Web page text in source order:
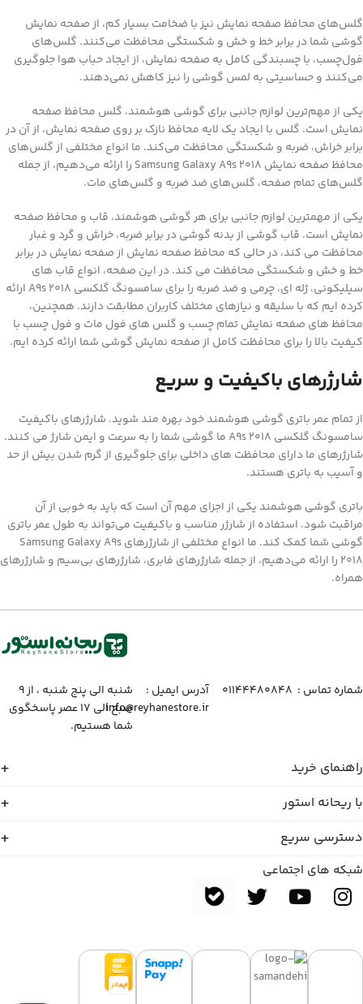
گلس‌های محافظ صفحه نمایش نیز با ضخامت بسیار کم، از صفحه نمایش
گوشی شما در برابر خط و خش و شکستگی محافظت می‌کنند. گلس‌های
فول‌چسب، با چسبندگی کامل به صفحه نمایش، از ایجاد حباب هوا جلوگیری
می‌کنند و حساسیتی به لمس گوشی را نیز کاهش نمی‌دهند.
یکی از مهم‌ترین لوازم جانبی برای گوشی هوشمند، گلس محافظ صفحه
نمایش است. گلس با ایجاد یک لایه محافظ نازک بر روی صفحه نمایش، از آن در
برابر خراش، ضربه و شکستگی محافظت می‌کند. ما انواع مختلفی از گلس‌های
محافظ صفحه نمایش Samsung Galaxy A9s 2018 را ارائه می‌دهیم، از جمله
گلس‌های تمام صفحه، گلس‌های ضد ضربه و گلس‌های مات.
یکی از مهمترین لوازم جانبی برای هر گوشی هوشمند، قاب و محافظ صفحه
نمایش است. قاب گوشی از بدنه گوشی در برابر ضربه، خراش و گرد و غبار
محافظت می کند، در حالی که محافظ صفحه نمایش از صفحه نمایش در برابر
خط و خش و شکستگی محافظت می کند. در این صفحه، انواع قاب های
سیلیکونی، ژله ای، چرمی و ضد ضربه را برای سامسونگ گلکسی A9s 2018 ارائه
کرده ایم که با سلیقه و نیازهای مختلف کاربران مطابقت دارند. همچنین،
محافظ های صفحه نمایش تمام چسب و گلس های فول مات و فول چسب با
کیفیت بالا را برای محافظت کامل از صفحه نمایش گوشی شما ارائه کرده ایم.
شارژرهای باکیفیت و سریع
از تمام عمر باتری گوشی هوشمند خود بهره مند شوید. شارژرهای باکیفیت
سامسونگ گلکسی A9s 2018 ما گوشی شما را به سرعت و ایمن شارژ می کنند.
شارژرهای ما دارای محافظت های داخلی برای جلوگیری از گرم شدن بیش از حد
و آسیب به باتری هستند.
باتری گوشی هوشمند یکی از اجزای مهم آن است که باید به خوبی از آن
مراقبت شود. استفاده از شارژر مناسب و باکیفیت می‌تواند به طول عمر باتری
گوشی شما کمک کند. ما انواع مختلفی از شارژرهای Samsung Galaxy A9s
2018 را ارائه می‌دهیم، از جمله شارژرهای فابری، شارژرهای بی‌سیم و شارژرهای
همراه.
شماره تماس :‌ ۰۱۱۴۴۴۸۰۸۴۸
آدرس ایمیل :‌
info@reyhanestore.ir
شنبه الی پنج شنبه ، از ۹
صبح الی ۱۷ عصر پاسخگوی
شما هستیم.
راهنمای خرید
با ریحانه استور
دسترسی سریع
شبکه های اجتماعی